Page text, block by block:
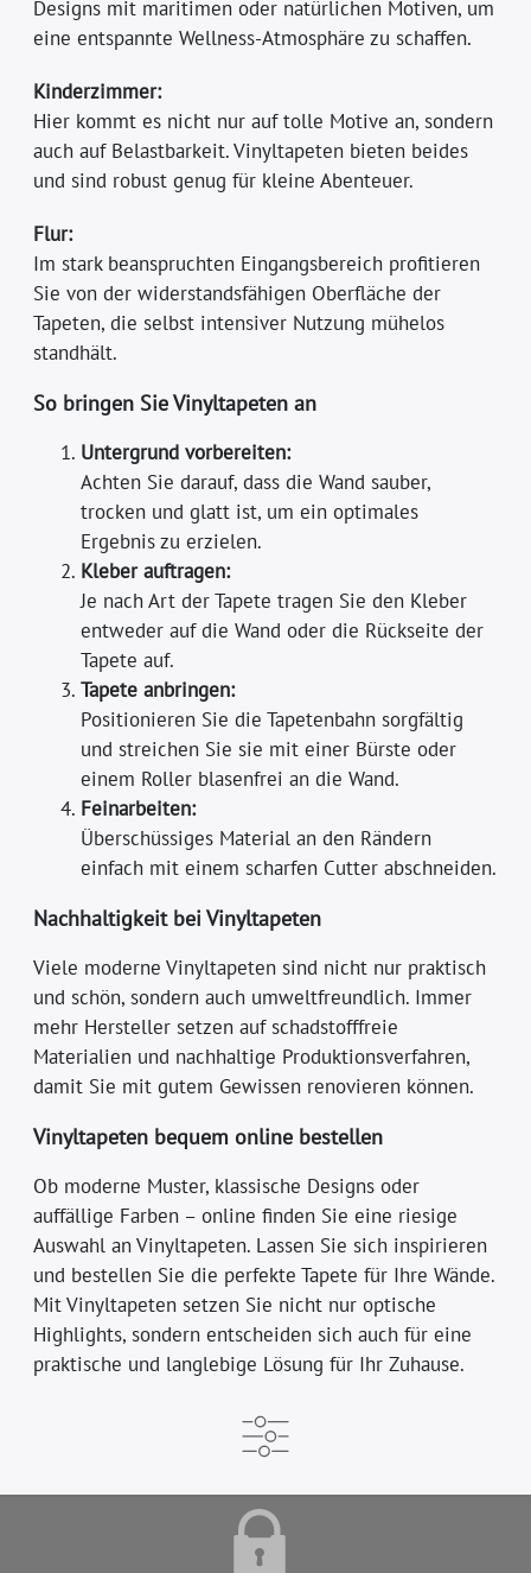
Designs mit maritimen oder natürlichen Motiven, um
eine entspannte Wellness-Atmosphäre zu schaffen.
Kinderzimmer:
Hier kommt es nicht nur auf tolle Motive an, sondern
auch auf Belastbarkeit. Vinyltapeten bieten beides
und sind robust genug für kleine Abenteuer.
Flur:
Im stark beanspruchten Eingangsbereich profitieren
Sie von der widerstandsfähigen Oberfläche der
Tapeten, die selbst intensiver Nutzung mühelos
standhält.
So bringen Sie Vinyltapeten an
Untergrund vorbereiten:
Achten Sie darauf, dass die Wand sauber,
trocken und glatt ist, um ein optimales
Ergebnis zu erzielen.
Kleber auftragen:
Je nach Art der Tapete tragen Sie den Kleber
entweder auf die Wand oder die Rückseite der
Tapete auf.
Tapete anbringen:
Positionieren Sie die Tapetenbahn sorgfältig
und streichen Sie sie mit einer Bürste oder
einem Roller blasenfrei an die Wand.
Feinarbeiten:
Überschüssiges Material an den Rändern
einfach mit einem scharfen Cutter abschneiden.
Nachhaltigkeit bei Vinyltapeten
Viele moderne Vinyltapeten sind nicht nur praktisch
und schön, sondern auch umweltfreundlich. Immer
mehr Hersteller setzen auf schadstofffreie
Materialien und nachhaltige Produktionsverfahren,
damit Sie mit gutem Gewissen renovieren können.
Vinyltapeten bequem online bestellen
Ob moderne Muster, klassische Designs oder
auffällige Farben – online finden Sie eine riesige
Auswahl an Vinyltapeten. Lassen Sie sich inspirieren
und bestellen Sie die perfekte Tapete für Ihre Wände.
Mit Vinyltapeten setzen Sie nicht nur optische
Highlights, sondern entscheiden sich auch für eine
praktische und langlebige Lösung für Ihr Zuhause.